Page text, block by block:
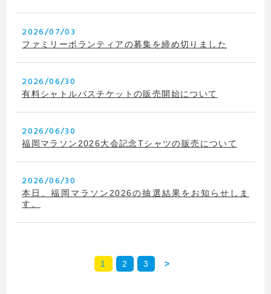
2026/07/03
ファミリーボランティアの募集を締め切りました
2026/06/30
有料シャトルバスチケットの販売開始について
2026/06/30
福岡マラソン2026大会記念Tシャツの販売について
2026/06/30
本日、福岡マラソン2026の抽選結果をお知らせしま
す。
1 2 3 >